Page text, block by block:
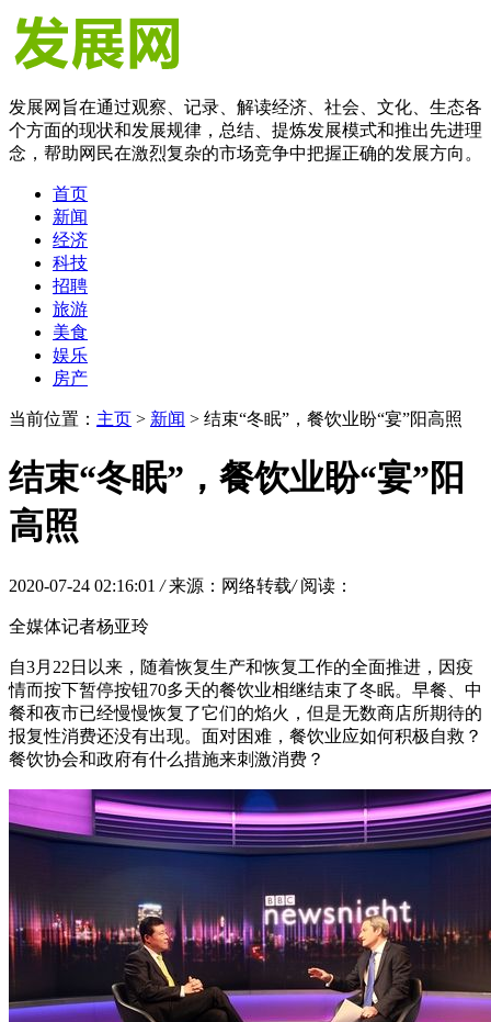
发展网旨在通过观察、记录、解读经济、社会、文化、生态各
个方面的现状和发展规律，总结、提炼发展模式和推出先进理
念，帮助网民在激烈复杂的市场竞争中把握正确的发展方向。
首页
新闻
经济
科技
招聘
旅游
美食
娱乐
房产
当前位置： 主页 > 新闻 > 结束“冬眠”，餐饮业盼“宴”阳高照
结束“冬眠”，餐饮业盼“宴”阳
高照
2020-07-24 02:16:01 / 来源：网络转载/ 阅读：
全媒体记者杨亚玲
自3月22日以来，随着恢复生产和恢复工作的全面推进，因疫
情而按下暂停按钮70多天的餐饮业相继结束了冬眠。早餐、中
餐和夜市已经慢慢恢复了它们的焰火，但是无数商店所期待的
报复性消费还没有出现。面对困难，餐饮业应如何积极自救？
餐饮协会和政府有什么措施来刺激消费？